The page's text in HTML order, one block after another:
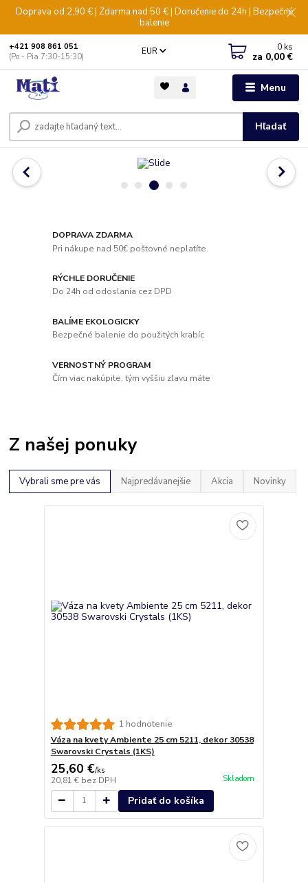
Doprava od 2,90 € | Zdarma nad 50 € | Doručenie do 24h | Bezpečné
balenie
Menu
EUR
Hľadať
+421 908 861 051
(Po - Pia 7:30-15:30)
0 ks
za 0,00 €
DOPRAVA ZDARMA
Pri nákupe nad 50€ poštovné neplatíte.
RÝCHLE DORUČENIE
Do 24h od odoslania cez DPD
BALÍME EKOLOGICKY
Bezpečné balenie do použitých krabíc
VERNOSTNÝ PROGRAM
Čím viac nakúpite, tým vyššiu zľavu máte
Z našej ponuky
Vybrali sme pre vás Najpredávanejšie Akcia Novinky
1 hodnotenie
Váza na kvety Ambiente 25 cm 5211, dekor 30538
Swarovski Crystals (1KS)
25,60 €/ks
20,81 € bez DPH Skladom
Pridať do košíka